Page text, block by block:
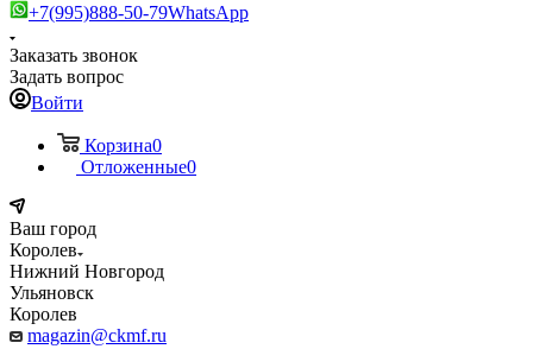
+7(995)888-50-79WhatsApp
Заказать звонок
Задать вопрос
Войти
Корзина0
Отложенные0
Ваш город
Королев
Нижний Новгород
Ульяновск
Королев
magazin@ckmf.ru